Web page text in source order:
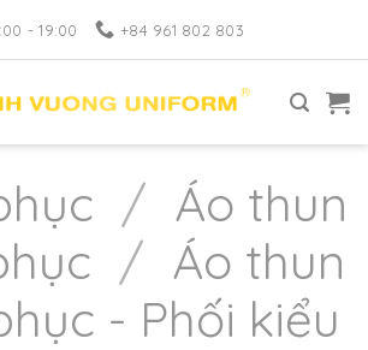
- 19:00 +84 961 802 803
/ Áo thun
/ Áo thun
- Phối kiểu